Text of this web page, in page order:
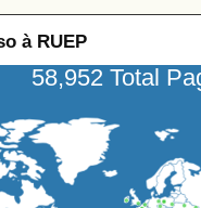
à RUEP
58,952 Total